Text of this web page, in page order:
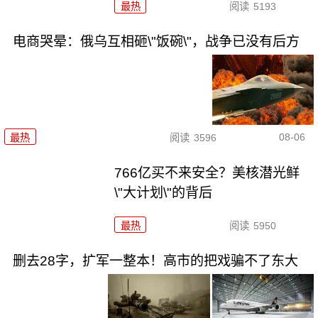
最热 阅读 5193
电商哭晕：俄乌互相砸\"饭碗\"，战争已没有后方
最热 阅读 3596 08-06
766亿买不来安全？美核潜光鲜
\"大计划\"的背后
最热 阅读 5950
删去28字，扩军一整本！高市的把戏骗不了东大